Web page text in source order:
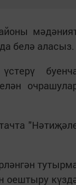
белә аласыз.
оештыру